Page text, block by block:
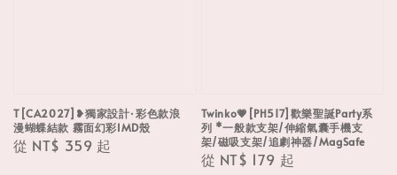
T[CA2027]❥獨家設計·彩色款浪
漫蝴蝶結款 霧面幻彩IMD殼
Regular
從 NT$ 359 起
Twinko💗[PH517]歡樂聖誕Party系
列 *一般款支架/伸縮氣囊手機支
架/磁吸支架/追劇神器/MagSafe
Regular
從 NT$ 179 起